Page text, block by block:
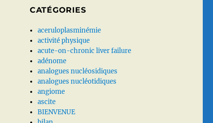
CATÉGORIES
aceruloplasminémie
activité physique
acute-on-chronic liver failure
adénome
analogues nucléosidiques
analogues nucléotidiques
angiome
ascite
BIENVENUE